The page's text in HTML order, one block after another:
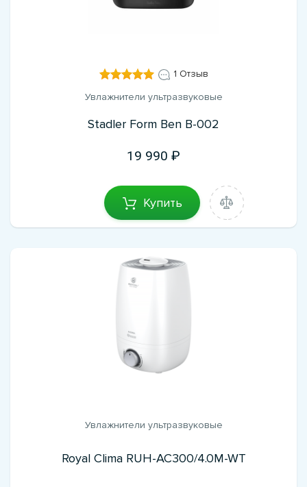
1 Отзыв
Увлажнители ультразвуковые
Stadler Form Ben B-002
19 990
Купить
Увлажнители ультразвуковые
Royal Clima RUH-AC300/4.0M-WT